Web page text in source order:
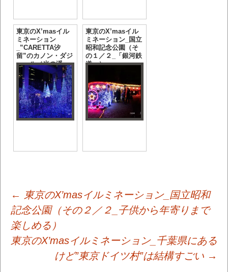
東京のX’masイル
ミネーション
_”CARETTA汐
留”のカノン・ダジ
ュール（光の渓
谷）
東京のX’masイル
ミネーション_国立
昭和記念公園（そ
の１／２_「銀河鉄
道」）
投
稿
←
東京のX’masイルミネーション_国立昭和
記念公園（その２／２_子供から年寄りまで
楽しめる）
東京のX’masイルミネーション_千葉県にある
けど”東京ドイツ村”は結構すごい →